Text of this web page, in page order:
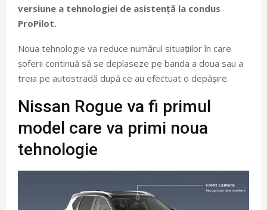
versiune a tehnologiei de asistență la condus
ProPilot.
Noua tehnologie va reduce numărul situațiilor în care
șoferii continuă să se deplaseze pe banda a doua sau a
treia pe autostradă după ce au efectuat o depășire.
Nissan Rogue va fi primul
model care va primi noua
tehnologie